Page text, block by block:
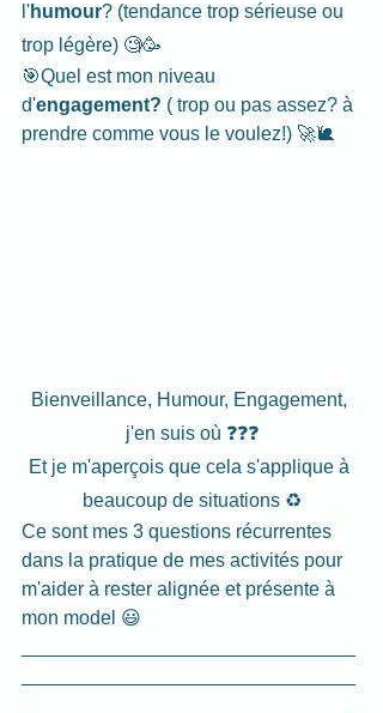
l'humour? (tendance trop sérieuse ou
trop légère) 🧐🥳
🎯Quel est mon niveau
d'engagement? ( trop ou pas assez? à
prendre comme vous le voulez!) 🚀🐌
Bienveillance, Humour, Engagement,
j'en suis où ❓❓❓
Et je m'aperçois que cela s'applique à
beaucoup de situations ♻️
Ce sont mes 3 questions récurrentes
dans la pratique de mes activités pour
m'aider à rester alignée et présente à
mon model 😃